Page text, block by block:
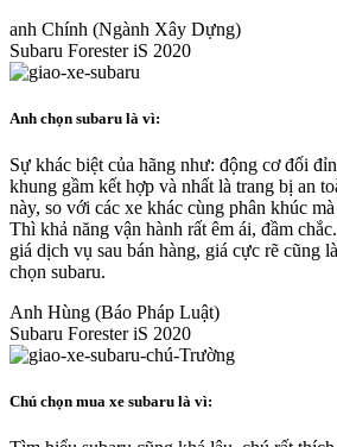
anh Chính (Ngành Xây Dựng)
Subaru Forester iS 2020
Anh chọn subaru là vì:
Sự khác biệt của hãng như: động cơ đối
khung gầm kết hợp và nhất là trang bị an
này, so với các xe khác cùng phân khúc
Thì khả năng vận hành rất êm ái, đầm
giá dịch vụ sau bán hàng, giá cực rẽ cũng
chọn subaru.
Anh Hùng (Báo Pháp Luật)
Subaru Forester iS 2020
Chú chọn mua xe subaru là vì: